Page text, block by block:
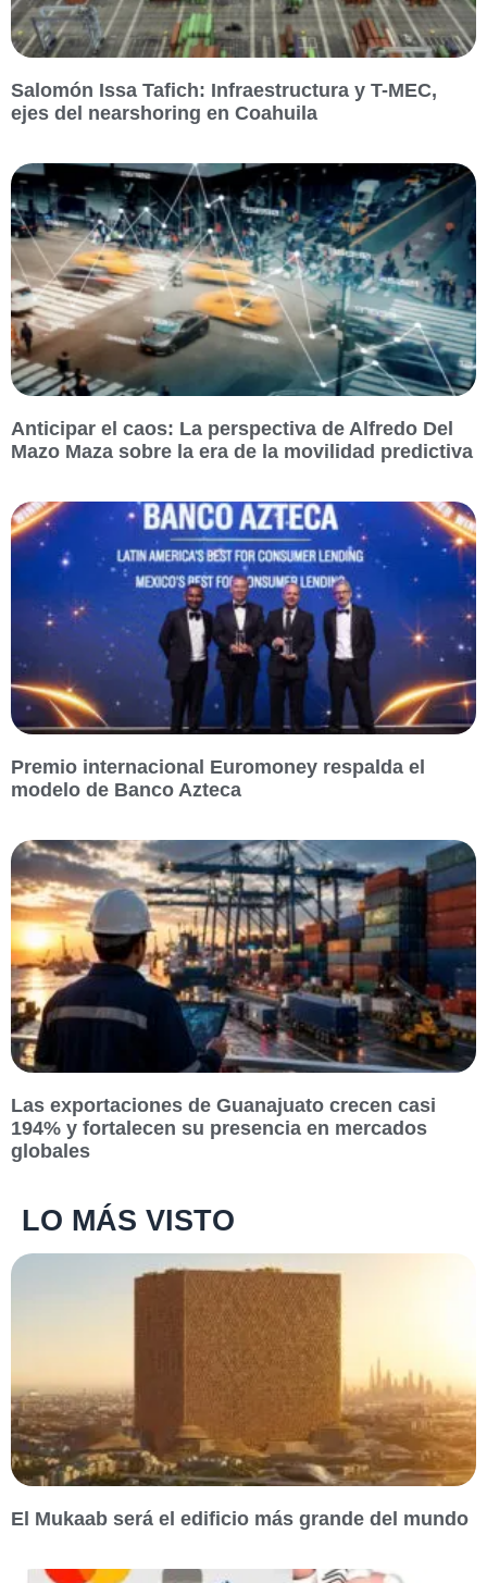
Salomón Issa Tafich: Infraestructura y T-MEC,
ejes del nearshoring en Coahuila
Anticipar el caos: La perspectiva de Alfredo Del
Mazo Maza sobre la era de la movilidad predictiva
Premio internacional Euromoney respalda el
modelo de Banco Azteca
Las exportaciones de Guanajuato crecen casi
194% y fortalecen su presencia en mercados
globales
LO MÁS VISTO
El Mukaab será el edificio más grande del mundo